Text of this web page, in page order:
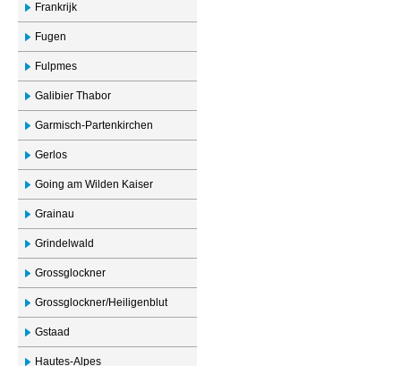
Frankrijk
Fugen
Fulpmes
Galibier Thabor
Garmisch-Partenkirchen
Gerlos
Going am Wilden Kaiser
Grainau
Grindelwald
Grossglockner
Grossglockner/Heiligenblut
Gstaad
Hautes-Alpes